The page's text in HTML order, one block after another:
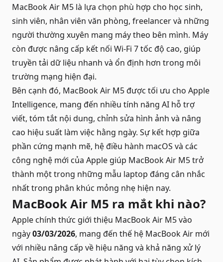
MacBook Air M5 là lựa chọn phù hợp cho học sinh,
sinh viên, nhân viên văn phòng, freelancer và những
người thường xuyên mang máy theo bên mình. Máy
còn được nâng cấp kết nối Wi-Fi 7 tốc độ cao, giúp
truyền tải dữ liệu nhanh và ổn định hơn trong môi
trường mạng hiện đại.
Bên cạnh đó, MacBook Air M5 được tối ưu cho Apple
Intelligence, mang đến nhiều tính năng AI hỗ trợ
viết, tóm tắt nội dung, chỉnh sửa hình ảnh và nâng
cao hiệu suất làm việc hằng ngày. Sự kết hợp giữa
phần cứng mạnh mẽ, hệ điều hành macOS và các
công nghệ mới của Apple giúp MacBook Air M5 trở
thành một trong những mẫu laptop đáng cân nhắc
nhất trong phân khúc mỏng nhẹ hiện nay.
MacBook Air M5 ra mắt khi nào?
Apple chính thức giới thiệu MacBook Air M5 vào
ngày03/03/2026, mang đến thế hệ MacBook Air mới
với nhiều nâng cấp về hiệu năng và khả năng xử lý